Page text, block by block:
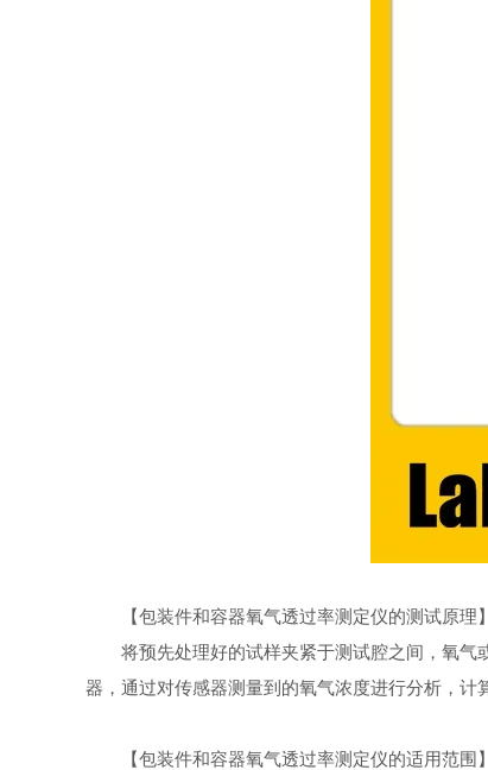
【包装件和容器氧气透过率测定仪的测试原理】
将预先处理好的试样夹紧于测试腔之间，氧
器，通过对传感器测量到的氧气浓度进行分析，
【包装件和容器氧气透过率测定仪的适用范围】